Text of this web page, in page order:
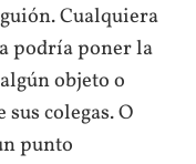
Cualquiera
podría poner la
objeto o
colegas. O
punto